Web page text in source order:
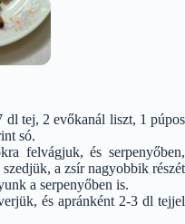
tej, 2 evőkanál liszt, 1 púpos
só.
felvágjuk, és serpenyőben,
a zsír nagyobbik részét
a serpenyőben is.
és apránként 2-3 dl tejjel